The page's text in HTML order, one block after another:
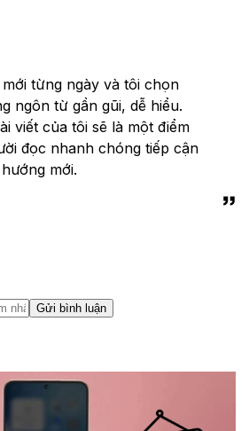
từng ngày và tôi chọn
ngôn từ gần gũi, dễ hiểu.
viết của tôi sẽ là một điểm
đọc nhanh chóng tiếp cận
mới.
Gửi bình luận